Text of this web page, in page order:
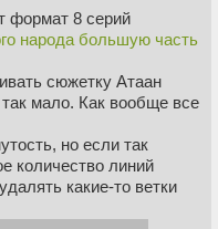
формат 8 серий
народа большую часть
сюжетку Атаан
мало. Как вообще все
но если так
количество линий
какие-то ветки